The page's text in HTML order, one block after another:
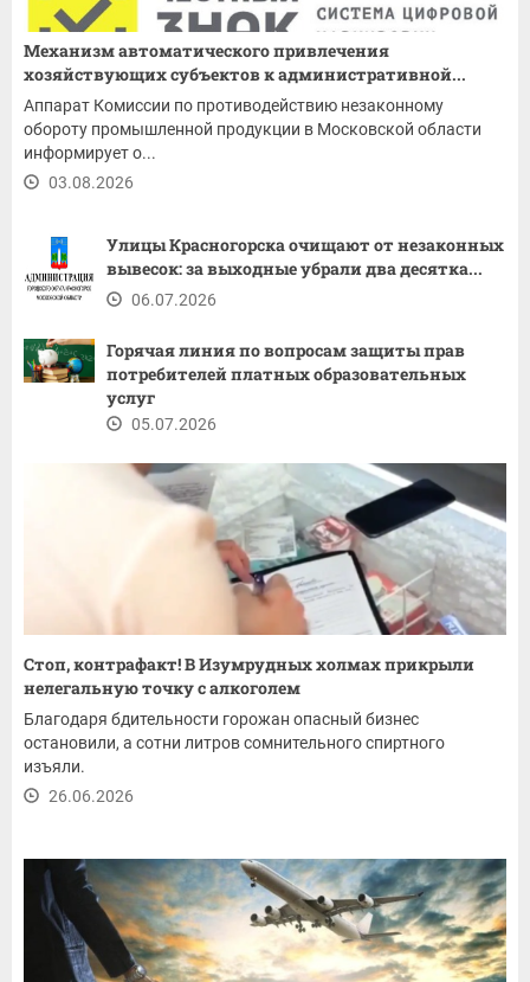
Механизм автоматического привлечения
хозяйствующих субъектов к административной...
Аппарат Комиссии по противодействию незаконному
обороту промышленной продукции в Московской области
информирует о...
03.08.2026
Улицы Красногорска очищают от незаконных
вывесок: за выходные убрали два десятка...
06.07.2026
Горячая линия по вопросам защиты прав
потребителей платных образовательных
услуг
05.07.2026
Стоп, контрафакт! В Изумрудных холмах прикрыли
нелегальную точку с алкоголем
Благодаря бдительности горожан опасный бизнес
остановили, а сотни литров сомнительного спиртного
изъяли.
26.06.2026